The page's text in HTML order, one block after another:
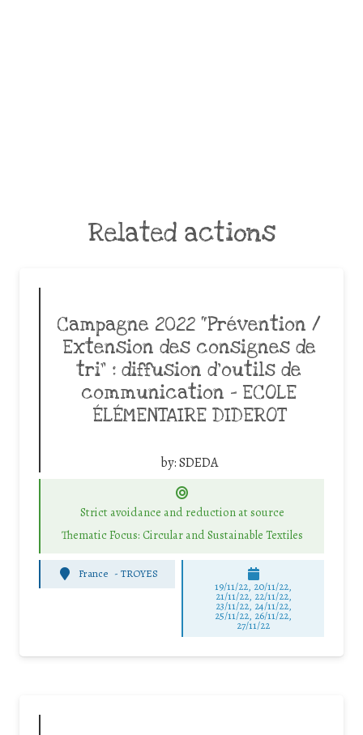
Related actions
Campagne 2022 “Prévention /
Extension des consignes de
tri” : diffusion d’outils de
communication – ECOLE
ÉLÉMENTAIRE DIDEROT
by:SDEDA
Strict avoidance and reduction at source
Thematic Focus: Circular and Sustainable Textiles
France -TROYES
19/11/22, 20/11/22,
21/11/22, 22/11/22,
23/11/22, 24/11/22,
25/11/22, 26/11/22,
27/11/22